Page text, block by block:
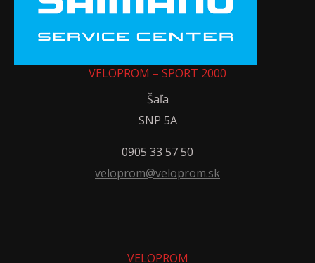
VELOPROM – SPORT 2000
Šaľa
SNP 5A
0905 33 57 50
veloprom@veloprom.sk
VELOPROM